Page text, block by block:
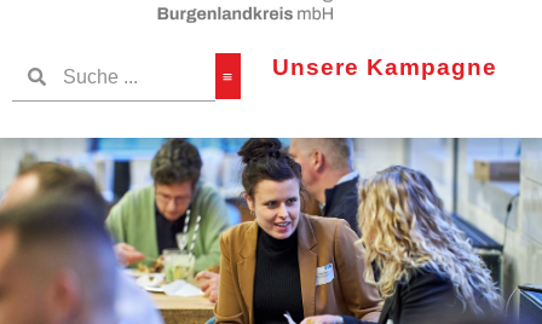
Unsere Kampagne